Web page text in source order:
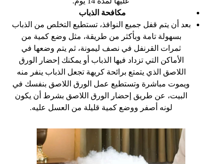
مكافحة الذباب
بعد أن يتم قفل جميع النوافذ، تستطيع التخلص من الذباب
بسهولة تامة وبأكثر من طريقة، مثل وضع كمية من
ثمرات القرنفل في نصف ليمونة، ثم يتم وضعها في
الأماكن التي تزداد فيها الذباب أو يمكنك إحضار الورق
اللاصق الذي يتمتع برائحة كريهة تجعل الذباب ينفر منه
ويموت مباشرة وتستطيع عمل الورق اللاصق بنفسك في
البيت، عن طريق إحضار الورق اللاصق بشرط أن يكون
لونه أصفر ووضع كمية قليلة من العسل عليه.